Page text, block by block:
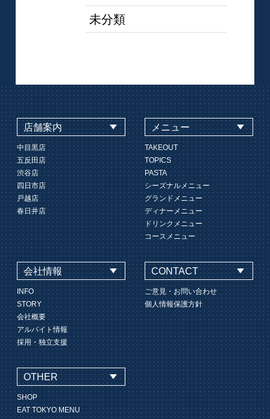
未分類
店舗案内
中目黒店
五反田店
渋谷店
四日市店
戸越店
春日井店
メニュー
TAKEOUT
TOPICS
PASTA
シーズナルメニュー
グランドメニュー
ディナーメニュー
ドリンクメニュー
コースメニュー
会社情報
INFO
STORY
会社概要
アルバイト情報
採用・独立支援
CONTACT
ご意見・お問い合わせ
個人情報保護方針
OTHER
SHOP
EAT TOKYO MENU